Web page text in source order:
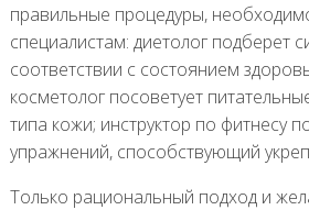
правильные процедуры,
специалистам: диетолог подберет
соответствии с состоянием
косметолог посоветует
типа кожи; инструктор по фитнесу
упражнений, способствующий
Только рациональный подход и